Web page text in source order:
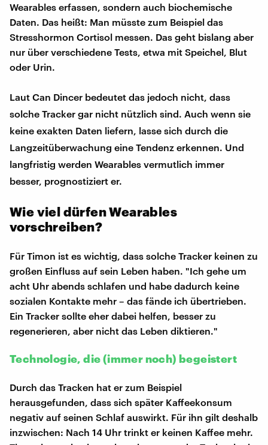
Wearables erfassen, sondern auch biochemische
Daten. Das heißt: Man müsste zum Beispiel das
Stresshormon Cortisol messen. Das geht bislang aber
nur über verschiedene Tests, etwa mit Speichel, Blut
oder Urin.
Laut Can Dincer bedeutet das jedoch nicht, dass
solche Tracker gar nicht nützlich sind. Auch wenn sie
keine exakten Daten liefern, lasse sich durch die
Langzeitüberwachung eine Tendenz erkennen. Und
langfristig werden Wearables vermutlich immer
besser, prognostiziert er.
Wie viel dürfen Wearables
vorschreiben?
Für Timon ist es wichtig, dass solche Tracker keinen zu
großen Einfluss auf sein Leben haben. "Ich gehe um
acht Uhr abends schlafen und habe dadurch keine
sozialen Kontakte mehr – das fände ich übertrieben.
Ein Tracker sollte eher dabei helfen, besser zu
regenerieren, aber nicht das Leben diktieren."
Technologie, die (immer noch) begeistert
Durch das Tracken hat er zum Beispiel
herausgefunden, dass sich später Kaffeekonsum
negativ auf seinen Schlaf auswirkt. Für ihn gilt deshalb
inzwischen: Nach 14 Uhr trinkt er keinen Kaffee mehr.